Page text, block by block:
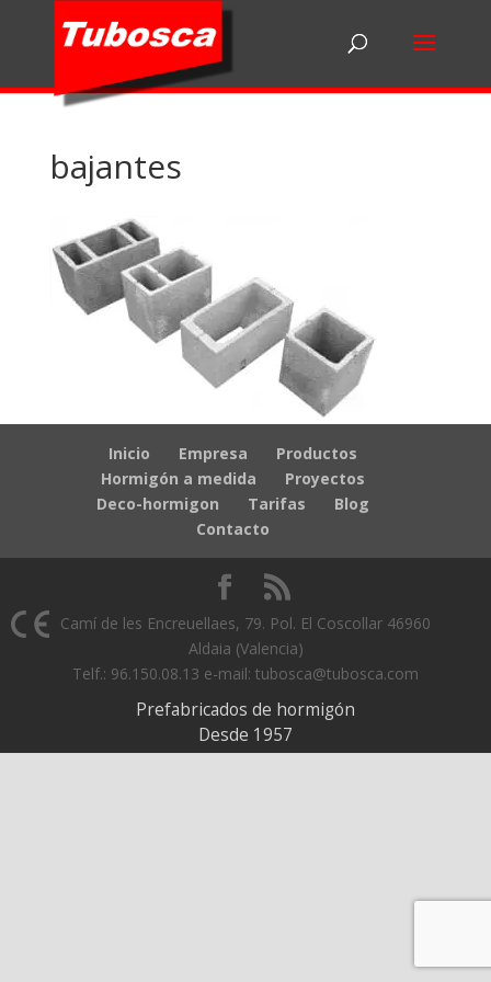
bajantes
Inicio Empresa
Productos
Hormigón a medida
Proyectos
Deco-hormigon
Tarifas
Blog
Contacto
Camí de les Encreuellaes, 79. Pol. El Coscollar 46960
Aldaia (Valencia)
Telf.: 96.150.08.13 e-mail: tubosca@tubosca.com
Prefabricados de hormigón
Desde 1957